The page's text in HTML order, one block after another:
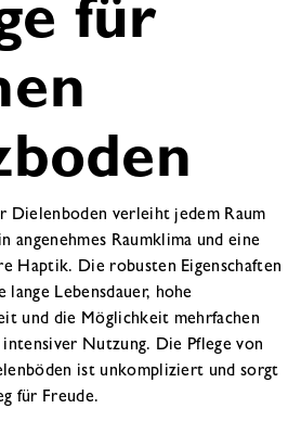
für
Dielenboden verleiht jedem Raum
angenehmes Raumklima und eine
Haptik. Die robusten Eigenschaften
lange Lebensdauer, hohe
und die Möglichkeit mehrfachen
Nutzung. Die Pflege von
ist unkompliziert und sorgt
für Freude.